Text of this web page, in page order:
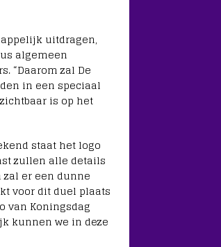
uitdragen,
algemeen
“Daarom zal De
in een speciaal
is op het
staat het logo
zullen alle details
er een dunne
voor dit duel plaats
van Koningsdag
kunnen we in deze